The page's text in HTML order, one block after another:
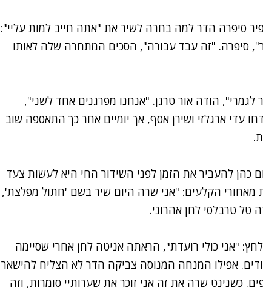
סיפרה הדר למה בחרה לשיר את "אתה חייב למות עליי":
סיפרה. "זה עבד עבורה", הסכים המתחרה שלה לאותו
הודה אור טרגן. "אנחנו מפרגנים אחד לשני",
עדי ארגלזי ושירן אסף, אך יומיים אחר כך התאספה שוב
.
כהן להעביר את הזמן לפני השידור החי היא לעשות צעד
מאחורי הקלעים: "אני שרה היום שיר בשם 'חתול מפלצת',
טל טרבלסי לחן אהרוני.
"אני כולי רועדת", הראתה אניטה לחן אחרי שסיימה
אפילו המנחה המנוסה צביקה הדר לא הצליח להישאר
כשנינט שרה את זה אני זוכר את שערותיי סומרות, וזה